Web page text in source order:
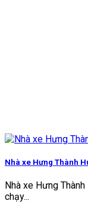
Nhà xe Hưng Thành
Nhà xe Hưng
chạy...